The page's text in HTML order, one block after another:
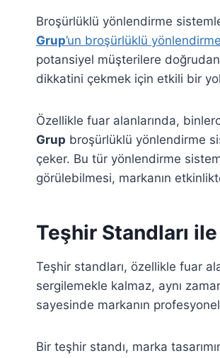
Broşürlüklü yönlendirme
Grup’un broşürlüklü
potansiyel müşterilere
dikkatini çekmek için etkili bir
Özellikle fuar alanlarında,
Grup broşürlüklü yönlendirme
çeker. Bu tür yönlendirme
görülebilmesi, markanın
Teşhir Standları
Teşhir standları, özellikle fuar
sergilemekle kalmaz, aynı
sayesinde markanın
Bir teşhir standı, marka